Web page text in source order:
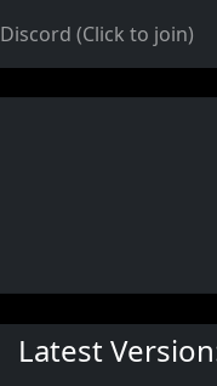
Discord (Click to join)
Latest